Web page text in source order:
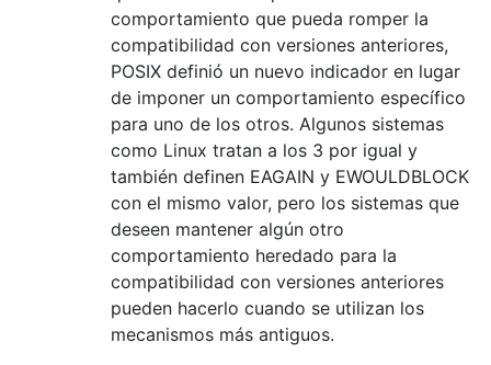
comportamiento que pueda romper la
compatibilidad con versiones anteriores,
POSIX definió un nuevo indicador en lugar
de imponer un comportamiento específico
para uno de los otros. Algunos sistemas
como Linux tratan a los 3 por igual y
también definen EAGAIN y EWOULDBLOCK
con el mismo valor, pero los sistemas que
deseen mantener algún otro
comportamiento heredado para la
compatibilidad con versiones anteriores
pueden hacerlo cuando se utilizan los
mecanismos más antiguos.